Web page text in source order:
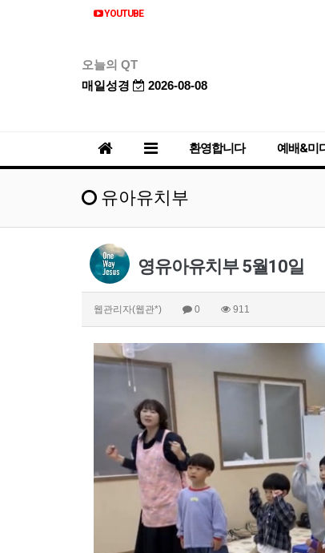
YOUTUBE
오늘의 QT
매일성경
2026-08-08
환영합니다 예배&미
유아유치부
영유아유치부 5월10일
웹관리자(웹관*) 0 911